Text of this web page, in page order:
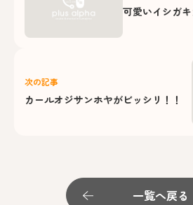
可愛いイシガ
次の記事
カールオジサンホヤがビッシリ！！
一覧へ戻る